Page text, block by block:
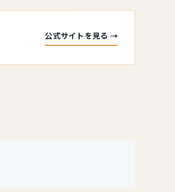
公式サイトを見る →